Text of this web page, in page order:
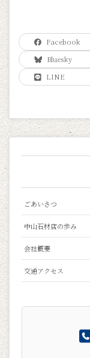
Facebook
Bluesky
LINE
ごあいさつ
中山石材店の歩み
会社概要
交通アクセス